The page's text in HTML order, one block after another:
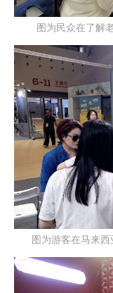
图为民众在了解
图为游客在马来